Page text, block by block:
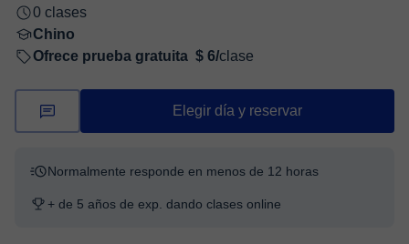
0 clases
Chino
Ofrece prueba gratuita $ 6/clase
Elegir día y reservar
Normalmente responde en menos de 12 horas
+ de 5 años de exp. dando clases online